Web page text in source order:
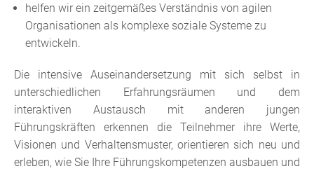
helfen wir ein zeitgemäßes Verständnis von agilen
Organisationen als komplexe soziale Systeme zu
entwickeln.
Die intensive Auseinandersetzung mit sich selbst in
unterschiedlichen Erfahrungsräumen und dem
interaktiven Austausch mit anderen jungen
Führungskräften erkennen die Teilnehmer ihre Werte,
Visionen und Verhaltensmuster, orientieren sich neu und
erleben, wie Sie Ihre Führungskompetenzen ausbauen und